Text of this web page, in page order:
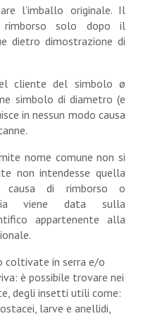
l’imballo originale. Il
solo dopo il
dietro dimostrazione di
cliente del simbolo ø
simbolo di diametro (e
in nessun modo causa
nome comune non si
non intendesse quella
causa di rimborso o
viene data sulla
appartenente alla
coltivate in serra e/o
è possibile trovare nei
degli insetti utili come:
larve e anellidi,